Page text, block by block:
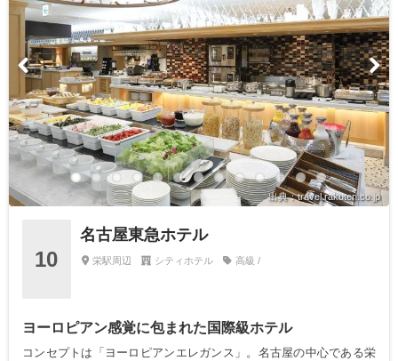
出典：travel.rakuten.co.jp
10
名古屋東急ホテル
栄駅周辺 シティホテル 高級 /
ヨーロピアン感覚に包まれた国際級ホテル
コンセプトは「ヨーロピアンエレガンス」。名古屋の中心である栄